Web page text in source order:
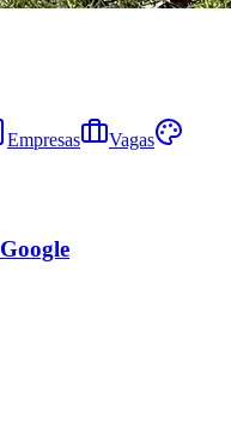
Empresas
Vagas
Google